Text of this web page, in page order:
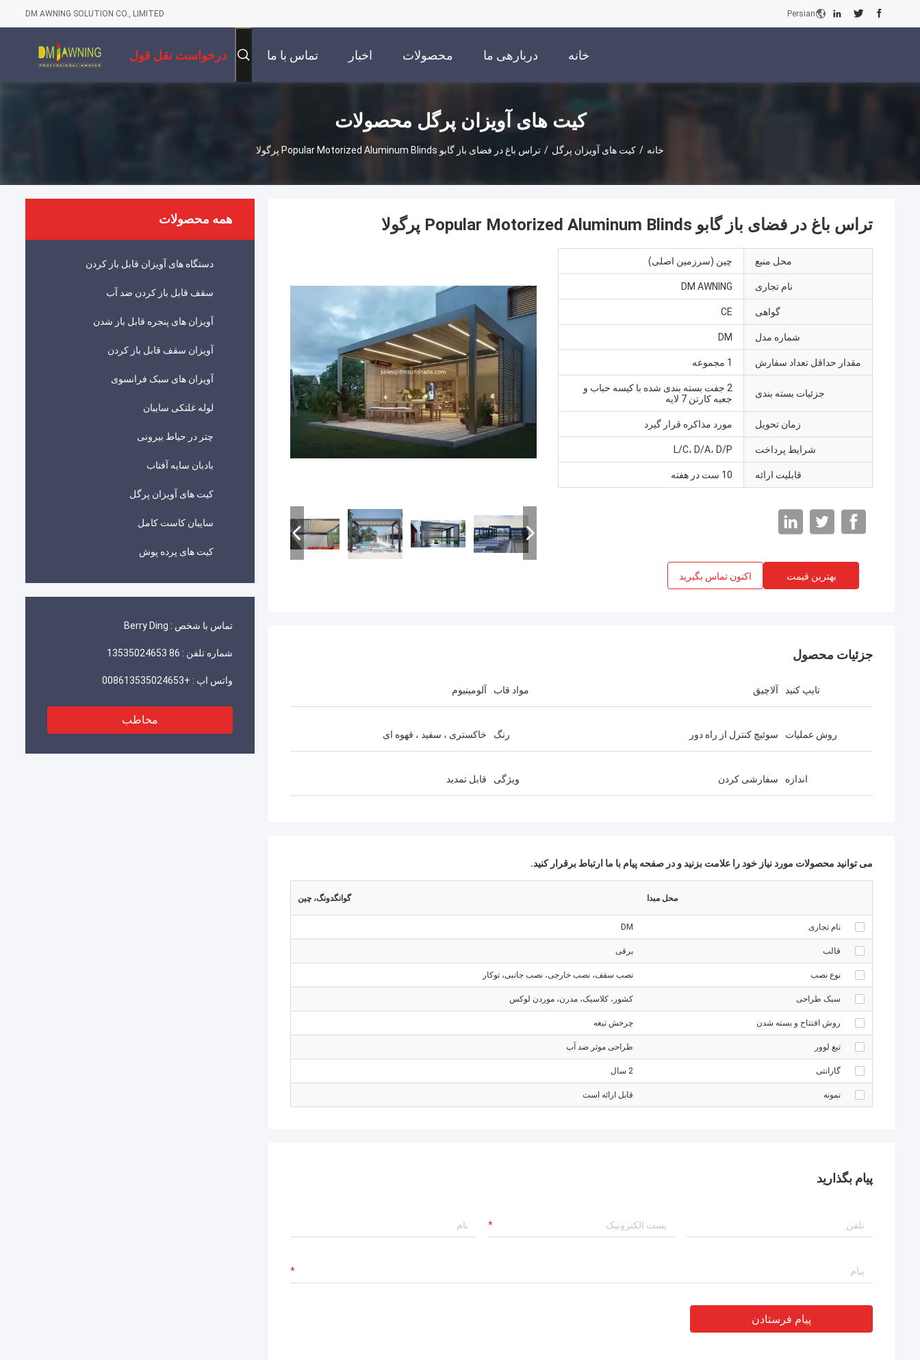
DM AWNING SOLUTION CO., LIMITED Persian
خانه دربارهی ما محصولات اخبار تماس با ما درخواست نقل قول
کیت های آویزان پرگل محصولات
خانه / کیت های آویزان پرگل / تراس باغ در فضای باز گابو Popular Motorized Aluminum Blinds پرگولا
همه محصولات
دستگاه های آویزان قابل باز کردن
سقف قابل باز کردن ضد آب
آویزان های پنجره قابل باز شدن
آویزان سقف قابل باز کردن
آویزان های سبک فرانسوی
لوله غلتکی سایبان
چتر در حیاط بیرونی
بادبان سایه آفتاب
کیت های آویزان پرگل
سایبان کاست کامل
کیت های پرده پوش
تماس با شخص : Berry Ding
شماره تلفن : 86 13535024653
واتس اپ : +008613535024653
مخاطب
تراس باغ در فضای باز گابو Popular Motorized Aluminum Blinds پرگولا
محل منبع چین (سرزمین اصلی)
نام تجاری DM AWNING
گواهی CE
شماره مدل DM
مقدار حداقل تعداد سفارش 1 مجموعه
جزئیات بسته بندی
2 جفت بسته بندی شده با کیسه حباب و
جعبه کارتن 7 لایه
زمان تحویل مورد مذاکره قرار گیرد
شرایط پرداخت L/C، D/A، D/P
قابلیت ارائه 10 ست در هفته
بهترین قیمت اکنون تماس بگیرید
جزئیات محصول
تایپ کنید آلاچیق مواد قاب آلومینیوم
روش عملیات سوئیچ کنترل از راه دور رنگ خاکستری ، سفید ، قهوه ای
اندازه سفارشی کردن ویژگی قابل تمدید
می توانید محصولات مورد نیاز خود را علامت بزنید و در صفحه پیام با ما ارتباط برقرار کنید.
محل مبدا گوانگدونگ، چین
نام تجاری DM
قالب برقی
نوع نصب نصب سقف، نصب خارجی، نصب جانبی، توکار
سبک طراحی کشور، کلاسيک، مدرن، موردن لوکس
روش افتتاح و بسته شدن چرخش تیغه
تیغ لوور طراحی موثر ضد آب
گارانتی 2 سال
نمونه قابل ارائه است
پیام بگذارید
پیام فرستادن